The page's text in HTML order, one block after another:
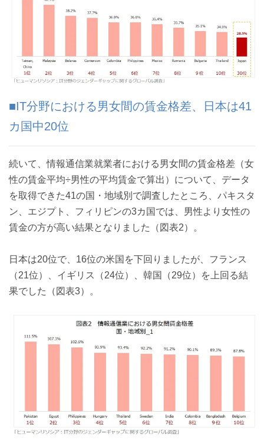
■IT分野における男女間の賃金格差、日本は41
カ国中20位
続いて、情報通信業就業者における男女間の賃金格差（女
性の賃金平均÷男性の平均賃金で算出）について、データ
を取得できた41の国・地域別で調査したところ、パキスタ
ン、エジプト、フィリピンの3カ国では、男性より女性の
賃金の方が高い結果となりました（図表2）。
日本は20位で、16位の米国を下回りましたが、フランス
（21位）、イギリス（24位）、韓国（29位）を上回る結
果でした（図表3）。